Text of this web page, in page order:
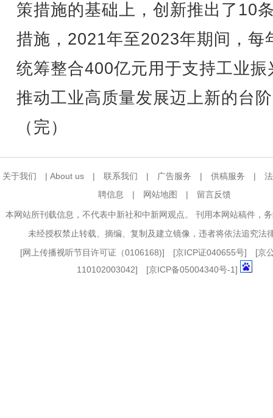
策措施的基础上，创新推出了10
措施，2021年至2023年期间，每
统筹整合400亿元用于支持工业振
推动工业高质量发展迈上新的台
（完）
关于我们 | About us | 联系我们 | 广告服务 | 供稿服务 |
聘信息
| 网站地图 | 留言反馈
本网站所刊载信息，不代表中新社和中新网观点。 刊用本网站稿件，
未经授权禁止转载、摘编、复制及建立镜像，违者将依法追究法
[网上传播视听节目许可证（0106168)] [京ICP证040655号] [京
110102003042] [京ICP备05004340号-1]